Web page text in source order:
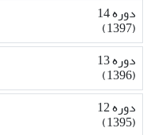
دوره 14
(1397)
دوره 13
(1396)
دوره 12
(1395)